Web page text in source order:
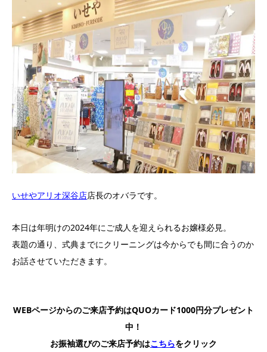
いせやアリオ深谷店店長のオバラです。
本日は年明けの2024年にご成人を迎えられるお嬢様必見。
表題の通り、式典までにクリーニングは今からでも間に合うのか
お話させていただきます。
WEBページからのご来店予約はQUOカード1000円分プレゼント
中！
お振袖選びのご来店予約はこちらをクリック